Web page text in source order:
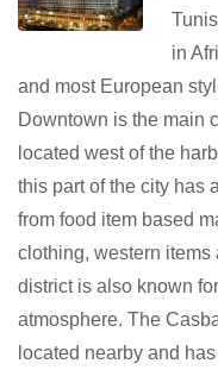
in
and most European
Downtown is the main
located west of the
this part of the city has
from food item based
clothing, western items
district is also known
atmosphere. The
located nearby and